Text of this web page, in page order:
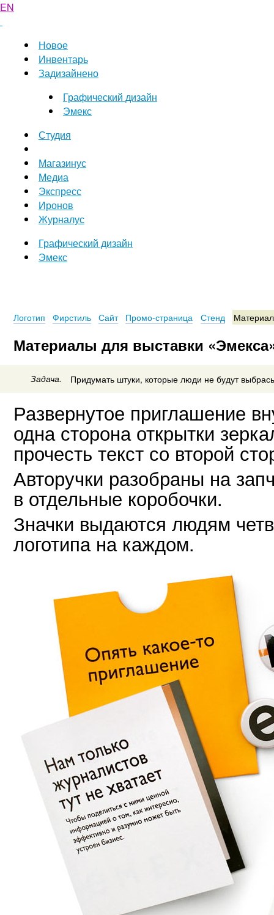
EN
Новое
Инвентарь
Задизайнено
Графический дизайн
Эмекс
Студия
Магазинус
Медиа
Экспресс
Иронов
Журналус
Графический дизайн
Эмекс
Логотип Фирстиль Сайт Промо-страница Стенд
Материалы для выставки
Задача. Придумать штуки, которые люди не будут
Развернутое приглашение
одна сторона открытки
прочесть текст со второй
Авторучки разобраны на
в отдельные коробочки.
Значки выдаются людям
логотипа на каждом.